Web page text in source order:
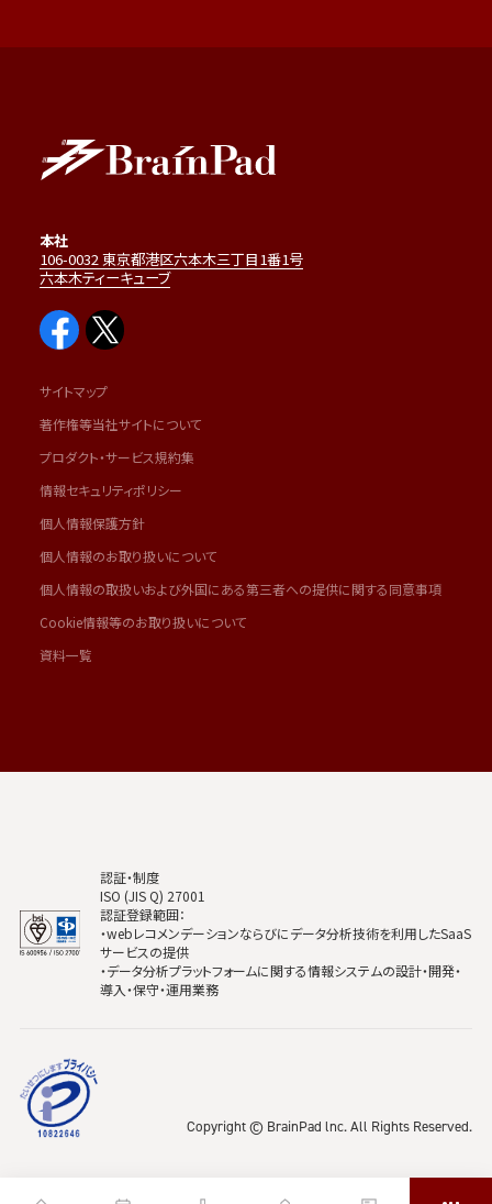
本社
106-0032 東京都港区六本木三丁目1番1号
六本木ティーキューブ
サイトマップ
著作権等当社サイトについて
プロダクト・サービス規約集
情報セキュリティポリシー
個人情報保護方針
個人情報のお取り扱いについて
個人情報の取扱いおよび外国にある第三者への提供に関する同意事項
Cookie情報等のお取り扱いについて
資料一覧
認証・制度
ISO (JIS Q) 27001
認証登録範囲：
・webレコメンデーションならびにデータ分析技術を利用したSaaS
サービスの提供
・データ分析プラットフォームに関する情報システムの設計・開発・
導入・保守・運用業務
Copyright © BrainPad lnc. All Rights Reserved.